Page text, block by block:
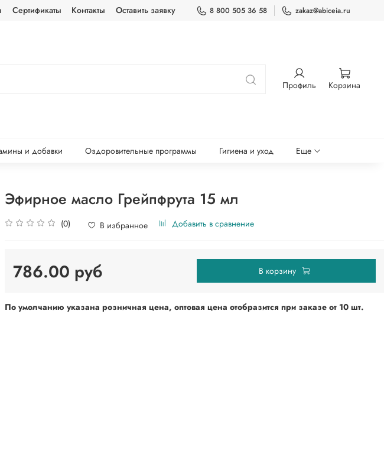
Сертификаты Контакты Оставить заявку 8 800 505 36 58 zakaz@abiceia.ru
Профиль Корзина
и добавки Оздоровительные программы Гигиена и уход Еще
Эфирное масло Грейпфрута 15 мл
(0) В избранное Добавить в сравнение
786.00 руб В корзину
По умолчанию указана розничная цена, оптовая цена отобразится при заказе от 10 шт.